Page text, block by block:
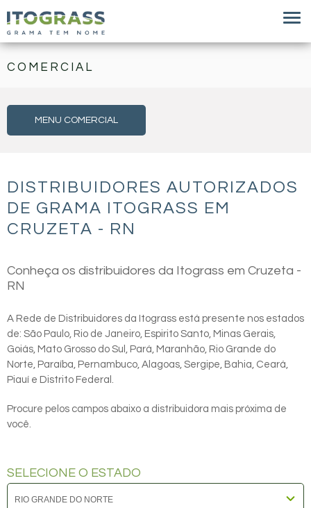
COMERCIAL
MENU COMERCIAL
DISTRIBUIDORES AUTORIZADOS
DE GRAMA ITOGRASS EM
CRUZETA - RN
Conheça os distribuidores da Itograss em Cruzeta -
RN
A Rede de Distribuidores da Itograss está presente nos estados
de: São Paulo, Rio de Janeiro, Espirito Santo, Minas Gerais,
Goiás, Mato Grosso do Sul, Pará, Maranhão, Rio Grande do
Norte, Paraíba, Pernambuco, Alagoas, Sergipe, Bahia, Ceará,
Piauí e Distrito Federal.
Procure pelos campos abaixo a distribuidora mais próxima de
você.
SELECIONE O ESTADO